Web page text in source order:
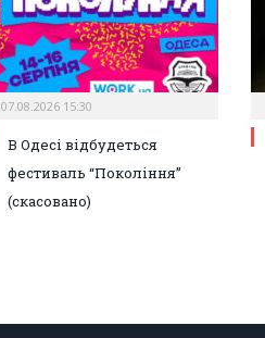
07.08.2026 15:30
В Одесі відбудеться
фестиваль “Покоління”
(скасовано)